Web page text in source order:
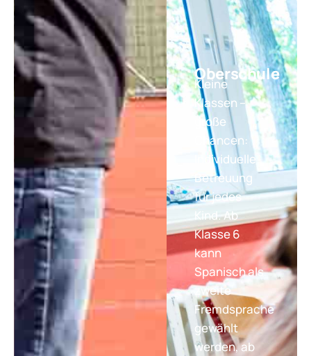
Oberschule
Kleine
Klassen –
große
Chancen:
Individuelle
Betreuung
für jedes
Kind. Ab
Klasse 6
kann
Spanisch als
zweite
Fremdsprache
gewählt
werden, ab